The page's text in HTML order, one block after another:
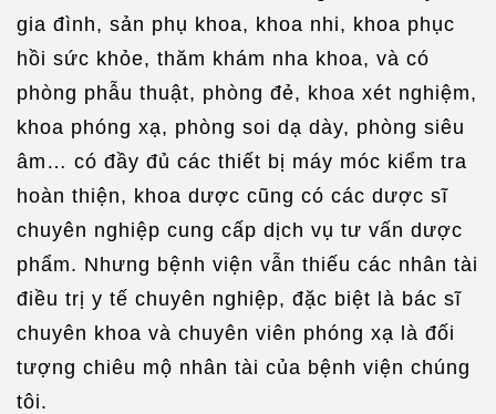
gia đình, sản phụ khoa, khoa nhi, khoa phục
hồi sức khỏe, thăm khám nha khoa, và có
phòng phẫu thuật, phòng đẻ, khoa xét nghiệm,
khoa phóng xạ, phòng soi dạ dày, phòng siêu
âm… có đầy đủ các thiết bị máy móc kiểm tra
hoàn thiện, khoa dược cũng có các dược sĩ
chuyên nghiệp cung cấp dịch vụ tư vấn dược
phẩm. Nhưng bệnh viện vẫn thiếu các nhân tài
điều trị y tế chuyên nghiệp, đặc biệt là bác sĩ
chuyên khoa và chuyên viên phóng xạ là đối
tượng chiêu mộ nhân tài của bệnh viện chúng
tôi.